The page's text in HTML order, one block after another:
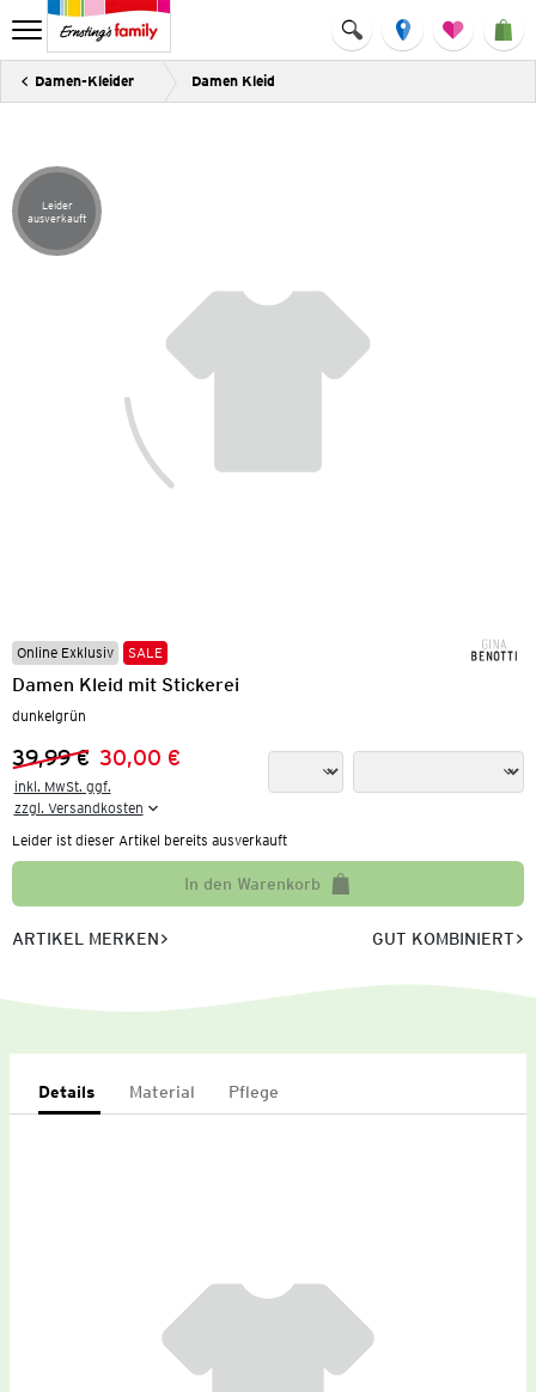
Damen-Kleider Damen Kleid
Artikel leider ausverkauft
Leider
ausverkauft
Online Exklusiv SALE
Damen Kleid mit Stickerei
dunkelgrün
Vorheriger Preis:
39,99 €
Neuer Preis:30,00 €
inkl. MwSt. ggf.
zzgl. Versandkosten
Leider ist dieser Artikel bereits ausverkauft
In den Warenkorb
ARTIKEL MERKEN GUT KOMBINIERT
Details Material Pflege